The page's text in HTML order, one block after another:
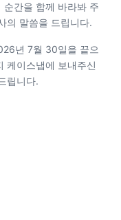
순간을 함께 바라봐 주
의 말씀을 드립니다.
년 7월 30일을 끝으
케이스냅에 보내주신
립니다.